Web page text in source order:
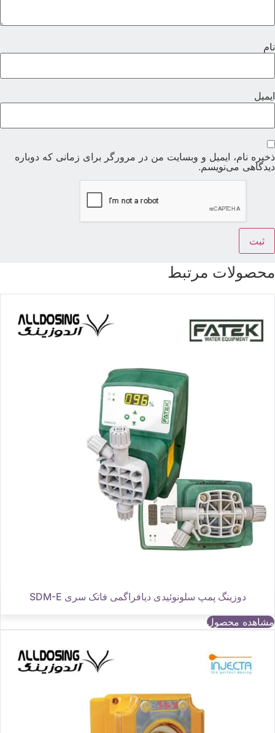
نام
ایمیل
ذخیره نام، ایمیل و وبسایت من در مرورگر برای زمانی که دوباره
دیدگاهی می‌نویسم.
محصولات مرتبط
دوزینگ پمپ سلونوئیدی دیافراگمی فاتک سری SDM-E
مشاهده محصول